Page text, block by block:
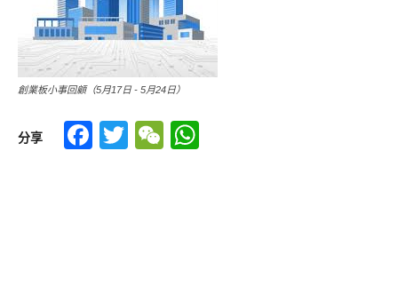
創業板小事回顧（5月17日 - 5月24日）
分享 Facebook
TwitterWeChat